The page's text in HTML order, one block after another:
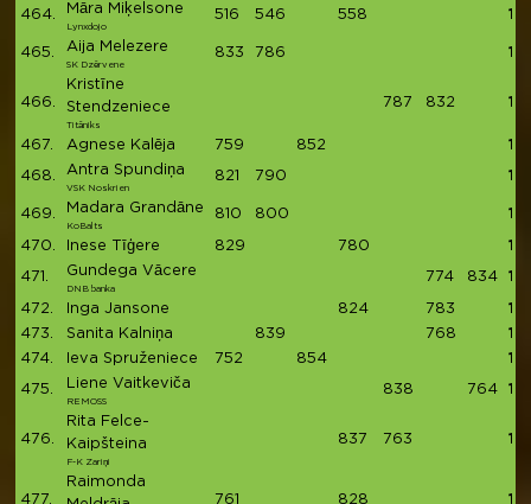
464. Māra Miķelsone
Lynxdojo
516 546 558
465. Aija Melezere
SK Dzērvene
833 786
466.
Kristīne
Stendzeniece
Titāniks
787 832
467. Agnese Kalēja 759 852
468. Antra Spundiņa
VSK Noskrien
821 790
469. Madara Grandāne
KoBalts
810 800
470. Inese Tīģere 829 780
471. Gundega Vācere
DNB banka
774 834
472. Inga Jansone 824 783
473.
Sanita Kalniņa 839 768
474.
Ieva Spruženiece 752 854
475. Liene Vaitkeviča
REMOSS
838 764
476.
Rita Felce-
Kaipšteina
F-K Zariņi
837 763
477.
Raimonda
761 828